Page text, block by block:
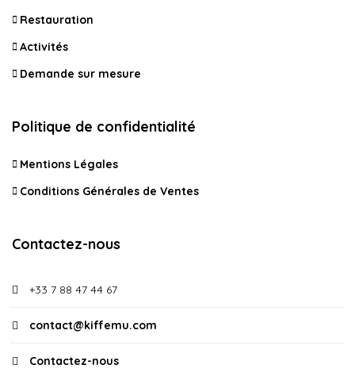
Restauration
Activités
Demande sur mesure
Politique de confidentialité
Mentions Légales
Conditions Générales de Ventes
Contactez-nous
+33 7 88 47 44 67
contact@kiffemu.com
Contactez-nous